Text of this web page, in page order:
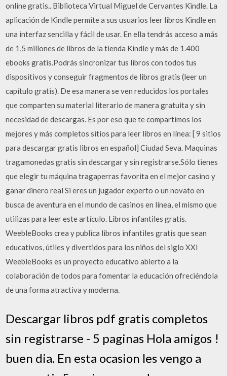
online gratis.. Biblioteca Virtual Miguel de Cervantes Kindle. La
aplicación de Kindle permite a sus usuarios leer libros Kindle en
una interfaz sencilla y fácil de usar. En ella tendrás acceso a más
de 1,5 millones de libros de la tienda Kindle y más de 1.400
ebooks gratis.Podrás sincronizar tus libros con todos tus
dispositivos y conseguir fragmentos de libros gratis (leer un
capítulo gratis). De esa manera se ven reducidos los portales
que comparten su material literario de manera gratuita y sin
necesidad de descargas. Es por eso que te compartimos los
mejores y más completos sitios para leer libros en línea: [ 9 sitios
para descargar gratis libros en español] Ciudad Seva. Maquinas
tragamonedas gratis sin descargar y sin registrarse.Sólo tienes
que elegir tu máquina tragaperras favorita en el mejor casino y
ganar dinero real Si eres un jugador experto o un novato en
busca de aventura en el mundo de casinos en línea, el mismo que
utilizas para leer este artículo. Libros infantiles gratis.
WeebleBooks crea y publica libros infantiles gratis que sean
educativos, útiles y divertidos para los niños del siglo XXI
WeebleBooks es un proyecto educativo abierto a la
colaboración de todos para fomentar la educación ofreciéndola
de una forma atractiva y moderna.
Descargar libros pdf gratis completos
sin registrarse - 5 paginas Hola amigos !
buen dia. En esta ocasion les vengo a